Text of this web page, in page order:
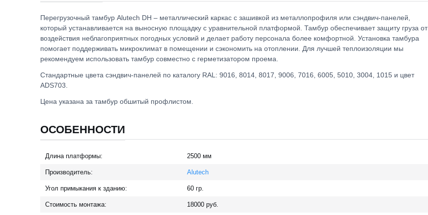
Перегрузочный тамбур Alutech DH – металлический каркас с зашивкой из металлопрофиля или сэндвич-панелей,
который устанавливается на выносную площадку с уравнительной платформой. Тамбур обеспечивает защиту груза от
воздействия неблагоприятных погодных условий и делает работу персонала более комфортной. Установка тамбура
помогает поддерживать микроклимат в помещении и сэкономить на отоплении. Для лучшей теплоизоляции мы
рекомендуем использовать тамбур совместно с герметизатором проема.
Стандартные цвета сэндвич-панелей по каталогу RAL: 9016, 8014, 8017, 9006, 7016, 6005, 5010, 3004, 1015 и цвет
ADS703.
Цена указана за тамбур обшитый профлистом.
ОСОБЕННОСТИ
Длина платформы: 2500 мм
Производитель: Alutech
Угол примыкания к зданию: 60 гр.
Стоимость монтажа: 18000 руб.